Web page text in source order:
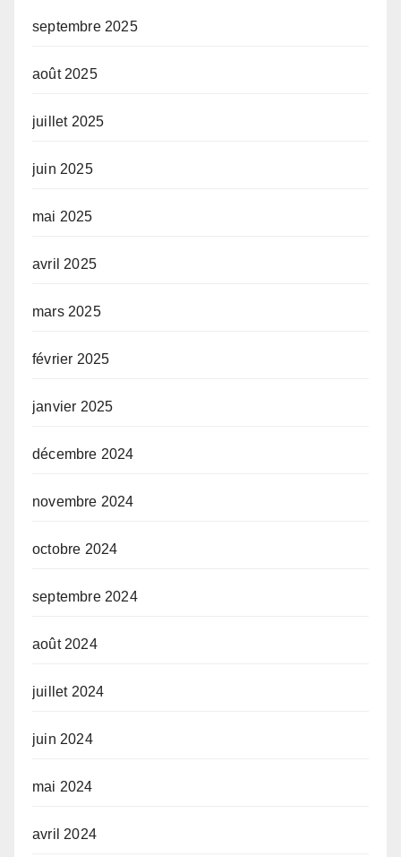
septembre 2025
août 2025
juillet 2025
juin 2025
mai 2025
avril 2025
mars 2025
février 2025
janvier 2025
décembre 2024
novembre 2024
octobre 2024
septembre 2024
août 2024
juillet 2024
juin 2024
mai 2024
avril 2024